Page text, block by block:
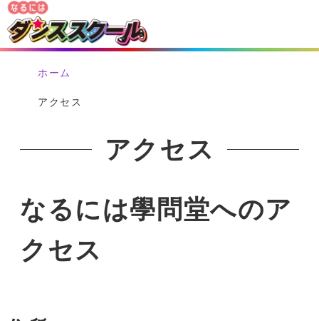
ホーム
アクセス
アクセス
なるには學問堂へのア
クセス